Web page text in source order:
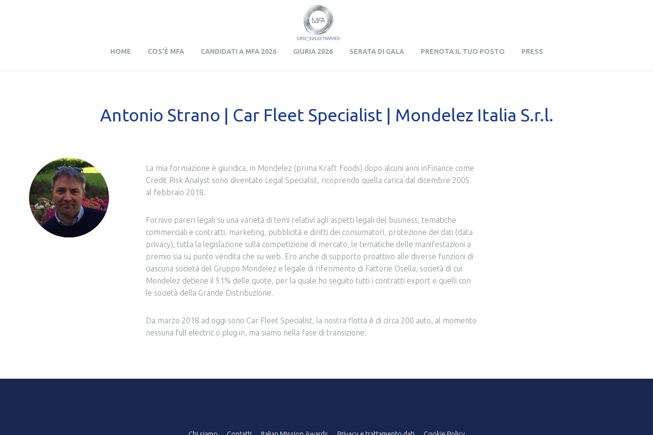
Skip to content
HOME COS’È MFA CANDIDATI A MFA 2026 GIURIA 2026 SERATA DI GALA PRENOTA IL TUO POSTO PRESS
Antonio Strano | Car Fleet Specialist | Mondelez Italia S.r.l.
La mia formazione è giuridica, in Mondelez (prima Kraft Foods) dopo alcuni anni inFinance come
Credit Risk Analyst sono diventato Legal Specialist, ricoprendo quella carica dal dicembre 2005
al febbraio 2018.
Fornivo pareri legali su una varietà di temi relativi agli aspetti legali del business, tematiche
commerciali e contratti, marketing, pubblicità e diritti dei consumatori, protezione dei dati (data
privacy), tutta la legislazione sulla competizione di mercato, le tematiche delle manifestazioni a
premio sia su punto vendita che su web. Ero anche di supporto proattivo alle diverse funzioni di
ciascuna società del Gruppo Mondelez e legale di riferimento di Fattorie Osella, società di cui
Mondelez detiene il 51% delle quote, per la quale ho seguito tutti i contratti export e quelli con
le società della Grande Distribuzione.
Da marzo 2018 ad oggi sono Car Fleet Specialist, la nostra flotta è di circa 200 auto, al momento
nessuna full electric o plug in, ma siamo nella fase di transizione.